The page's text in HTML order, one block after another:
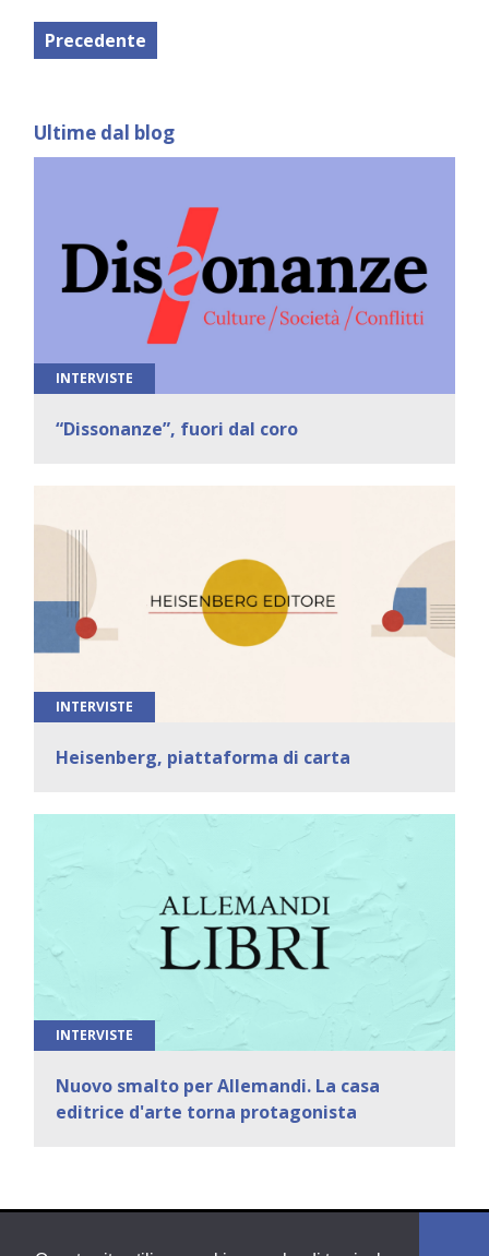
Precedente
Ultime dal blog
INTERVISTE
“Dissonanze”, fuori dal coro
INTERVISTE
Heisenberg, piattaforma di carta
INTERVISTE
Nuovo smalto per Allemandi. La casa
editrice d'arte torna protagonista